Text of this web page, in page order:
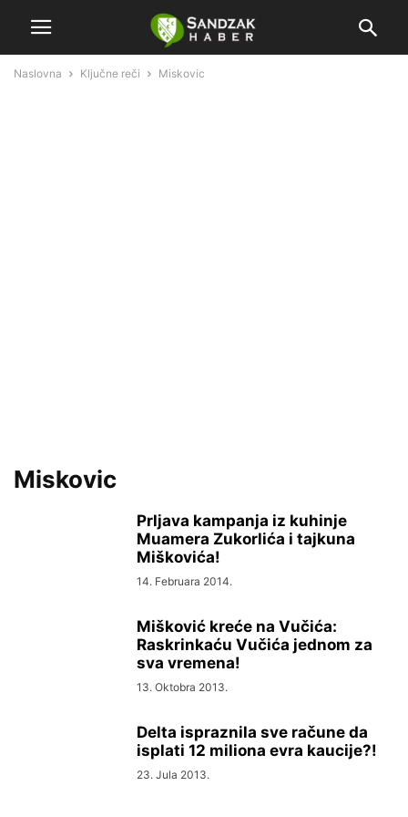
Naslovna Ključne reči Miskovic
Miskovic
Prljava kampanja iz kuhinje
Muamera Zukorlića i tajkuna
Miškovića!
14. Februara 2014.
Mišković kreće na Vučića:
Raskrinkaću Vučića jednom za
sva vremena!
13. Oktobra 2013.
Delta ispraznila sve račune da
isplati 12 miliona evra kaucije?!
23. Jula 2013.